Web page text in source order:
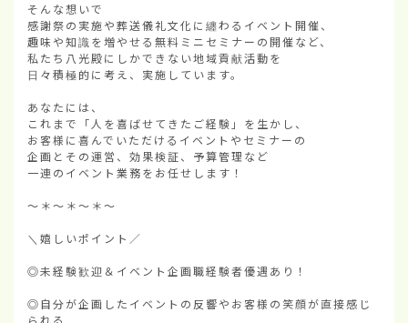
そんな想いで
感謝祭の実施や葬送儀礼文化に纏わるイベント開催、
趣味や知識を増やせる無料ミニセミナーの開催など、
私たち八光殿にしかできない地域貢献活動を
日々積極的に考え、実施しています。
あなたには、
これまで「人を喜ばせてきたご経験」を生かし、
お客様に喜んでいただけるイベントやセミナーの
企画とその運営、効果検証、予算管理など
一連のイベント業務をお任せします！
～＊～＊～＊～
＼嬉しいポイント／
◎未経験歓迎＆イベント企画職経験者優遇あり！
◎自分が企画したイベントの反響やお客様の笑顔が直接感じ
られる